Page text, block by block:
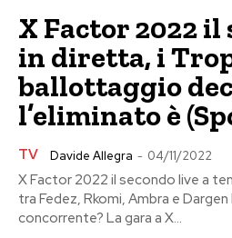
X Factor 2022 il
in diretta, i
ballottaggio
l’eliminato è
TV Davide Allegra - 04/11/2022
X Factor 2022 il secondo live a
tra Fedez, Rkomi, Ambra e
concorrente? La gara a X...